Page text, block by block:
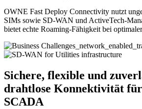
OWNE Fast Deploy Connectivity nutzt
SIMs sowie SD-WAN und ActiveTech-
bietet echte Roaming-Fähigkeit bei
Sichere, flexible und
drahtlose Konnektivität
SCADA